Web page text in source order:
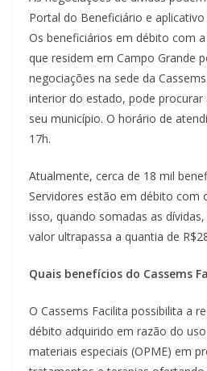
Portal do Beneficiário e
Os beneficiários em débito com
que residem em Campo Grande
negociações na sede da
interior do estado, pode procurar
seu município. O horário de
17h.
Atualmente, cerca de 18 mil
Servidores estão em débito com
isso, quando somadas as
valor ultrapassa a quantia de
Quais benefícios do Cassems
O Cassems Facilita possibilita a
débito adquirido em razão do
materiais especiais (OPME) em